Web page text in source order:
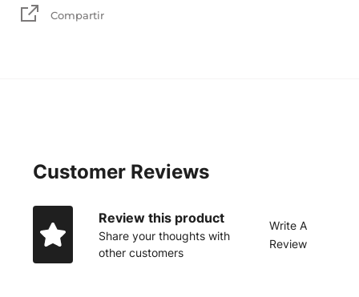
Compartir
Customer Reviews
Review this product
Share your thoughts with
other customers
Write A
Review